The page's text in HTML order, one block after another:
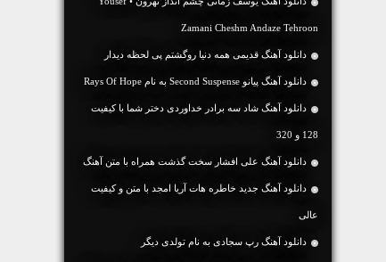
Zamani Cheshm Andaze Tehroon
دانلود آهنگ قدیمی همه دنیا روگشتم پی لحظه دیدار
دانلود آهنگ پیانو Second Suspense به نام Rays Of Hope
دانلود آهنگ شاد سه برادر خداوردی دختر شما با کیفیت
128 و 320
دانلود آهنگ علی افشار سخت گذشت همراه با متن آهنگ
دانلود آهنگ جديد خاطره هات آریا امجد با متن و کیفیت
عالی
دانلود آهنگ رپ سجادی به نام تولدی دیگر